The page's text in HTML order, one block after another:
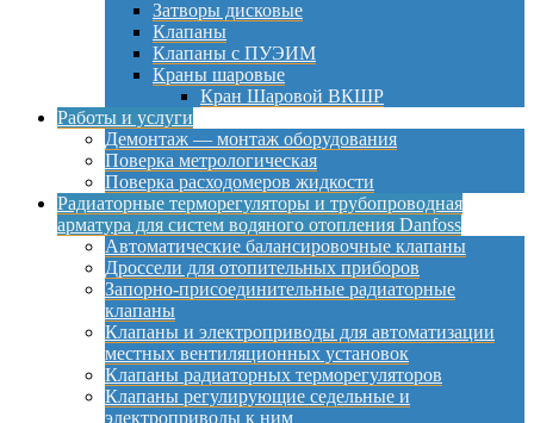
Затворы дисковые
Клапаны
Клапаны с ПУЭИМ
Краны шаровые
Кран Шаровой ВКШР
Работы и услуги
Демонтаж — монтаж оборудования
Поверка метрологическая
Поверка расходомеров жидкости
Радиаторные терморегуляторы и трубопроводная
арматура для систем водяного отопления Danfoss
Автоматические балансировочные клапаны
Дроссели для отопительных приборов
Запорно-присоединительные радиаторные
клапаны
Клапаны и электроприводы для автоматизации
местных вентиляционных установок
Клапаны радиаторных терморегуляторов
Клапаны регулирующие седельные и
электроприводы к ним